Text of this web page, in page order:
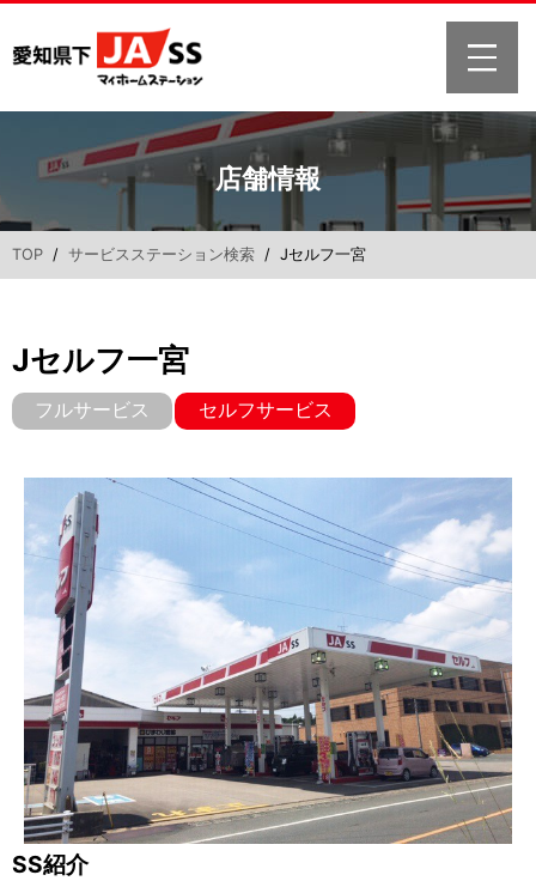
店舗情報
TOP / サービスステーション検索 / Jセルフ一宮
Jセルフ一宮
フルサービス セルフサービス
SS紹介